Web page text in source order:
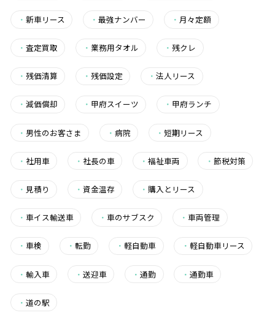
・ 新車リース ・最強ナンバー ・ 月々定額
・ 査定買取 ・ 業務用タオル ・ 残クレ
・ 残価清算 ・ 残価設定 ・法人リース
・ 減価償却 ・ 甲府スイーツ ・ 甲府ランチ
・ 男性のお客さま ・病院 ・短期リース
・ 社用車 ・社長の車 ・福祉車両 ・ 節税対策
・ 見積り ・資金温存 ・ 購入とリース
・ 車イス輸送車 ・ 車のサブスク ・ 車両管理
・ 車検 ・転勤 ・軽自動車 ・ 軽自動車リース
・ 輸入車 ・送迎車 ・通勤 ・ 通勤車
・ 道の駅